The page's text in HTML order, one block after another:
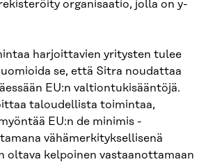
organisaatio, jolla on y-
harjoittavien yritysten tulee
se, että Sitra noudattaa
EU:n valtiontukisääntöjä.
taloudellista toimintaa,
EU:n de minimis -
vähämerkityksellisenä
oltava kelpoinen vastaanottamaan